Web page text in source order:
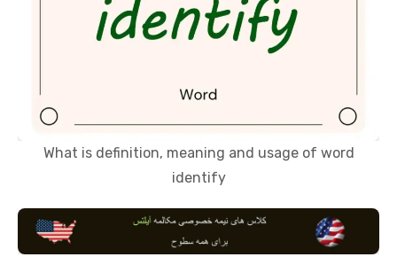
What is definition, meaning and usage of word
identify